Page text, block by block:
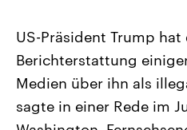
Aktuelle Beiträge, Analysen
Hintergründe
Wirtschaftlich und militärisch
gehören die Vereinigten
den mächtigsten Ländern der
mit großem Einfluss auf das
US-Präsident Trump
Berichterstattung
Medien über ihn als
sagte in einer Rede im